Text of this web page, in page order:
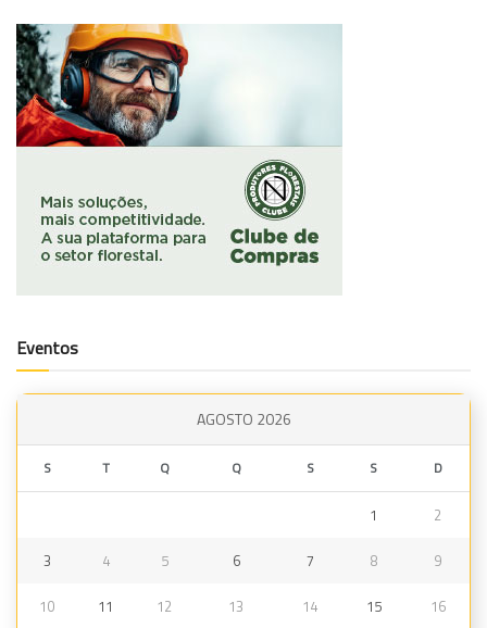
Eventos
AGOSTO 2026
S T Q Q S S D
1 2
3 4 5 6 7 8 9
10 11 12 13 14 15 16